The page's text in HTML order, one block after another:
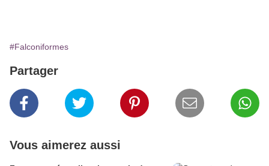
#Falconiformes
Partager
Vous aimerez aussi